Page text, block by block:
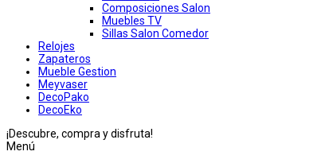
Composiciones Salon
Muebles TV
Sillas Salon Comedor
Relojes
Zapateros
Mueble Gestion
Meyvaser
DecoPako
DecoEko
¡Descubre, compra y disfruta!
Menú